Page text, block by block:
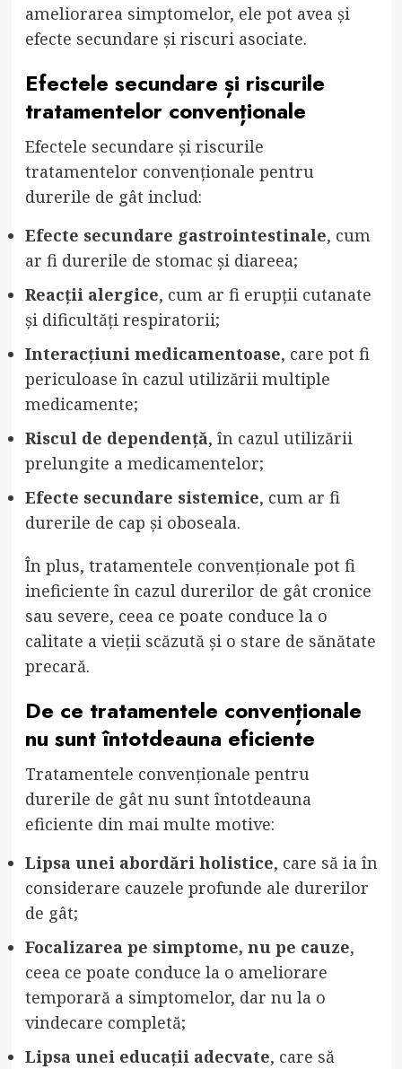
ameliorarea simptomelor, ele pot avea și
efecte secundare și riscuri asociate.
Efectele secundare și riscurile
tratamentelor convenționale
Efectele secundare și riscurile
tratamentelor convenționale pentru
durerile de gât includ:
Efecte secundare gastrointestinale, cum
ar fi durerile de stomac și diareea;
Reacții alergice, cum ar fi erupții cutanate
și dificultăți respiratorii;
Interacțiuni medicamentoase, care pot fi
periculoase în cazul utilizării multiple
medicamente;
Riscul de dependență, în cazul utilizării
prelungite a medicamentelor;
Efecte secundare sistemice, cum ar fi
durerile de cap și oboseala.
În plus, tratamentele convenționale pot fi
ineficiente în cazul durerilor de gât cronice
sau severe, ceea ce poate conduce la o
calitate a vieții scăzută și o stare de sănătate
precară.
De ce tratamentele convenționale
nu sunt întotdeauna eficiente
Tratamentele convenționale pentru
durerile de gât nu sunt întotdeauna
eficiente din mai multe motive:
Lipsa unei abordări holistice, care să ia în
considerare cauzele profunde ale durerilor
de gât;
Focalizarea pe simptome, nu pe cauze,
ceea ce poate conduce la o ameliorare
temporară a simptomelor, dar nu la o
vindecare completă;
Lipsa unei educații adecvate, care să